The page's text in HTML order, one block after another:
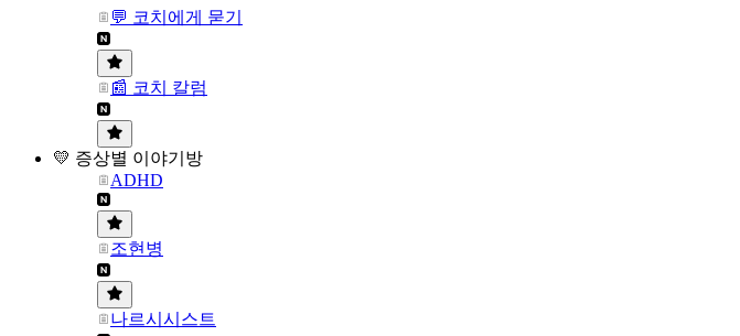
💬 코치에게 묻기
📰 코치 칼럼
💛 증상별 이야기방
ADHD
조현병
나르시시스트